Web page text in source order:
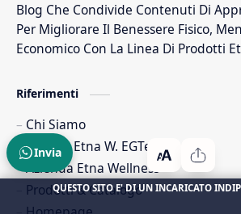
Fico D India
Integratore Per Il Sonno
Blog Che Condivide Contenuti Di
Per Migliorare Il Benessere Fisico,
Economico Con La Linea Di Prodotti
Riferimenti
Chi Siamo
Mission Etna W. EGTeam
Azienda Etna Wellness
Prodotti & Catalogo
Invia
QUESTO SITO E' DI UN INCARICATO